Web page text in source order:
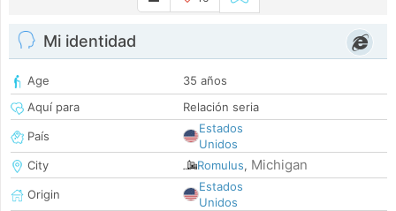
Mi identidad
Age
35 años
Aquí para
Relación seria
País
Estados
Unidos
City
Romulus, Michigan
Origin
Estados
Unidos